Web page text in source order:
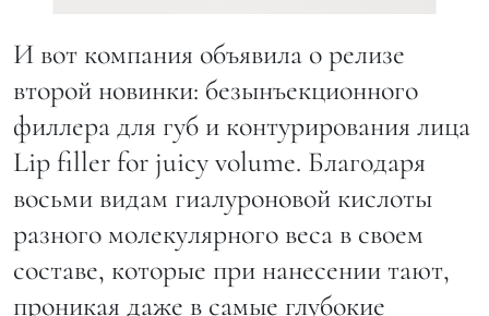
И вот компания объявила о релизе
второй новинки: безынъекционного
филлера для губ и контурирования лица
Lip filler for juicy volume. Благодаря
восьми видам гиалуроновой кислоты
разного молекулярного веса в своем
составе, которые при нанесении тают,
проникая даже в самые глубокие